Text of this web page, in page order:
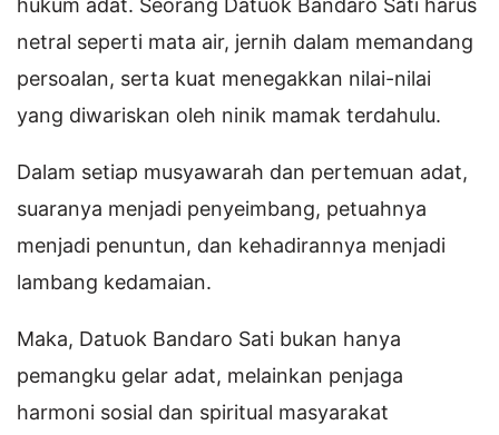
hukum adat. Seorang Datuok Bandaro Sati harus
netral seperti mata air, jernih dalam memandang
persoalan, serta kuat menegakkan nilai-nilai
yang diwariskan oleh ninik mamak terdahulu.
Dalam setiap musyawarah dan pertemuan adat,
suaranya menjadi penyeimbang, petuahnya
menjadi penuntun, dan kehadirannya menjadi
lambang kedamaian.
Maka, Datuok Bandaro Sati bukan hanya
pemangku gelar adat, melainkan penjaga
harmoni sosial dan spiritual masyarakat